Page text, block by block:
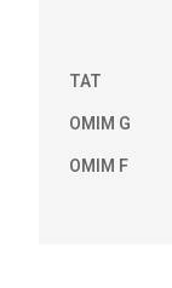
TAT
OMIM G
OMIM F